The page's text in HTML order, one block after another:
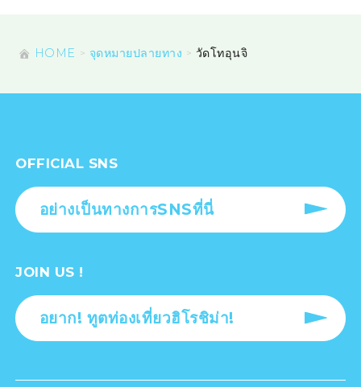
HOME จุดหมายปลายทาง วัดโทอุนจิ
OFFICIAL SNS
อย่างเป็นทางการSNSที่นี่
JOIN US !
อยาก! ทูตท่องเที่ยวฮิโรชิม่า!